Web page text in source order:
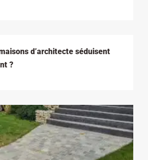
d’architecte séduisent
?